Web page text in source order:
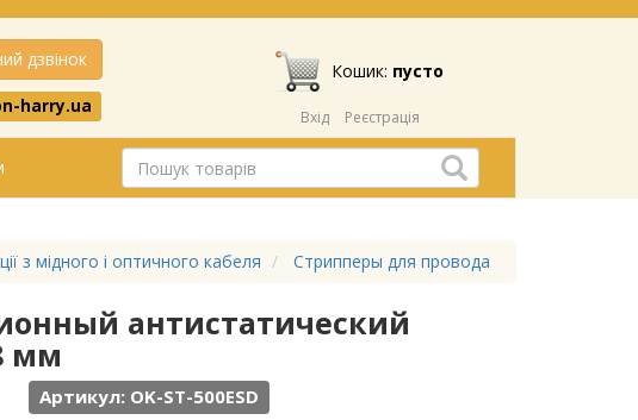
дзвінок
harry.ua
Кошик: пусто
Вхід Реєстрація
з мідного і оптичного кабеля Стрипперы для провода
антистатический
мм
Артикул: OK-ST-500ESD